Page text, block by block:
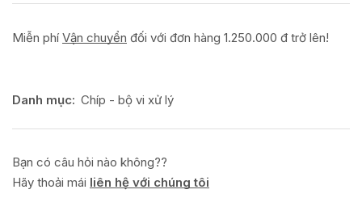
Miễn phí Vận chuyển đối với đơn hàng 1.250.000 đ trở lên!
Danh mục: Chíp - bộ vi xử lý
Bạn có câu hỏi nào không??
Hãy thoải mái liên hệ với chúng tôi